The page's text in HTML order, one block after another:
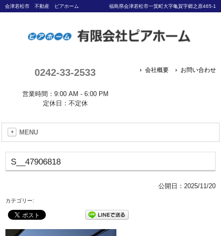
会津若松市 不動産 ピアホーム 福島県会津若松市一箕町大字亀賀字郷之原465-1
0242-33-2533
営業時間：9:00 AM - 6:00 PM
定休日：不定休
会社概要 お問い合わせ
MENU
S__47906818
公開日： 2025/11/20
カテゴリー: